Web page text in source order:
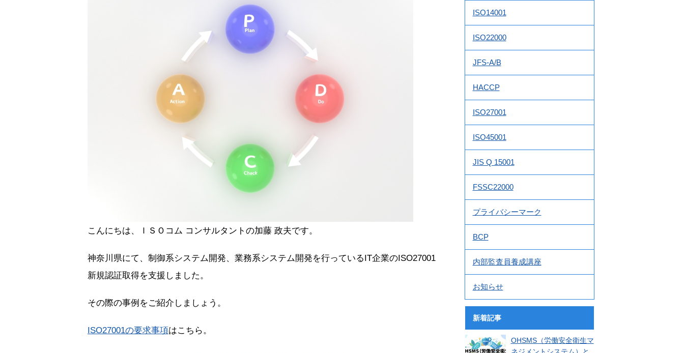
こんにちは、ＩＳＯコム コンサルタントの加藤 政夫です。
神奈川県にて、制御系システム開発、業務系システム開発を行っているIT企業のISO27001
新規認証取得を支援しました。
その際の事例をご紹介しましょう。
ISO27001の要求事項はこちら。
ISO14001
ISO22000
JFS-A/B
HACCP
ISO27001
ISO45001
JIS Q 15001
FSSC22000
プライバシーマーク
BCP
内部監査員養成講座
お知らせ
新着記事
OHSMS（労働安全衛生マ